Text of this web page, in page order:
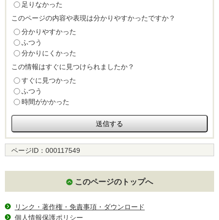
足りなかった
このページの内容や表現は分かりやすかったですか？
分かりやすかった
ふつう
分かりにくかった
この情報はすぐに見つけられましたか？
すぐに見つかった
ふつう
時間がかかった
ページID： 000117549
このページのトップへ
リンク・著作権・免責事項・ダウンロード
個人情報保護ポリシー